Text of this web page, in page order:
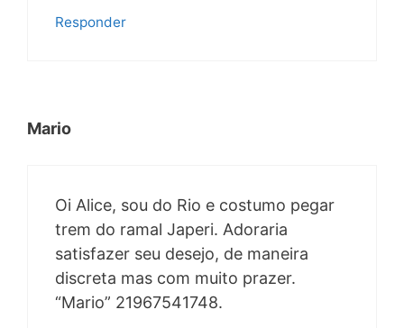
Responder
Mario
Oi Alice, sou do Rio e costumo pegar
trem do ramal Japeri. Adoraria
satisfazer seu desejo, de maneira
discreta mas com muito prazer.
“Mario” 21967541748.